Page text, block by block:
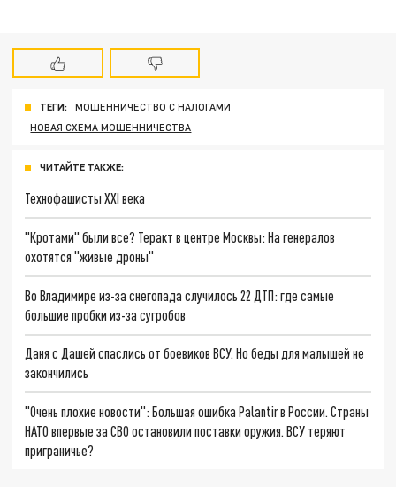
ТЕГИ:
МОШЕННИЧЕСТВО С НАЛОГАМИ
НОВАЯ СХЕМА МОШЕННИЧЕСТВА
ЧИТАЙТЕ ТАКЖЕ:
Технофашисты XXI века
"Кротами" были все? Теракт в центре Москвы: На генералов
охотятся "живые дроны"
Во Владимире из-за снегопада случилось 22 ДТП: где самые
большие пробки из-за сугробов
Даня с Дашей спаслись от боевиков ВСУ. Но беды для малышей не
закончились
"Очень плохие новости": Большая ошибка Palantir в России. Страны
НАТО впервые за СВО остановили поставки оружия. ВСУ теряют
приграничье?